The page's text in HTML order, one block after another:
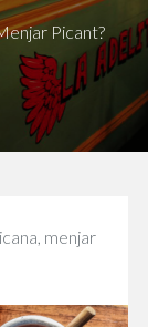
Picant?
, menjar